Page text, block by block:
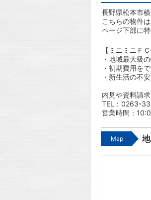
長野県松本市
こちらの物件
ページ下部に
【ミニミニＦ
・地域最大級
・初期費用を
・新生活の不
内見や資料請
TEL：0263-
営業時間：
Map